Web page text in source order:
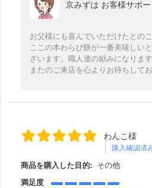
京みずは お客様サポー
お父様にも喜んでいただけたとの
ここの本わらび餅が一番美味しい
ざいます。職人達の励みになります
またのご来店を心よりお待ちしてお
わんこ様
購入確認済
商品を購入した目的:
その他
満足度